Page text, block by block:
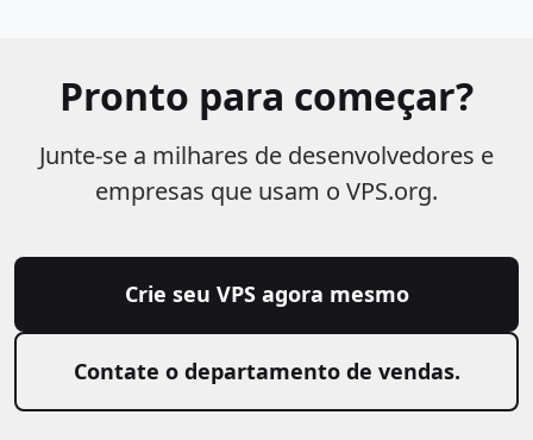
Pronto para começar?
Junte-se a milhares de desenvolvedores e
empresas que usam o VPS.org.
Crie seu VPS agora mesmo
Contate o departamento de vendas.